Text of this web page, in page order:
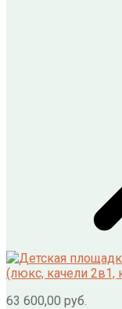
63 600,00 руб.